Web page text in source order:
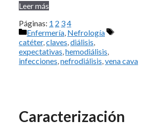
Leer más
Páginas: 1 2 34
Categorías
Enfermería Nefrología
Etiquetas
catéter, claves diálisis
expectativas hemodiálisis
infecciones nefrodiálisis vena cava
Caracterización